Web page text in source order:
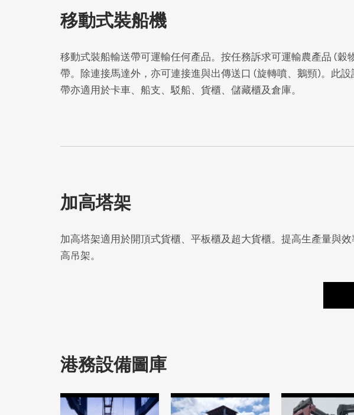
移動式裝船機
移動式裝船輸送帶可運輸任何產品。按任務訴求可運輸農產品 (
帶。除連接馬達外，亦可連接進與出傳送口 (旋轉噴、鵝頸)。此
帶亦適用於卡車、船支、駁船、貨櫃、儲藏櫃及倉庫。
加高塔架
加高塔架適用於開頂式貨櫃、平板櫃及超大貨櫃。提高生產量與
高吊架。
港務設備圖庫